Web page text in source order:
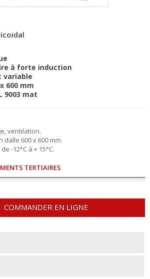
à forte induction
variable
600 mm
9003 mat
ventilation.
600 x 600 mm.
-12°C à + 15°C.
TERTIAIRES
COMMANDER EN LIGNE